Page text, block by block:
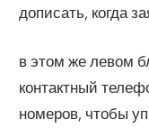
дописать, когда
в этом же левом
контактный
номеров, чтобы